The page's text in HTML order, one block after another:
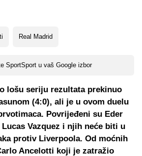
Real Madrid
SportSport u vaš Google izbor
lošu seriju rezultata prekinuo
(4:0), ali je u ovom duelu
Povrijeđeni su Eder
Vazquez i njih neće biti u
protiv Liverpoola. Od moćnih
Ancelotti koji je zatražio